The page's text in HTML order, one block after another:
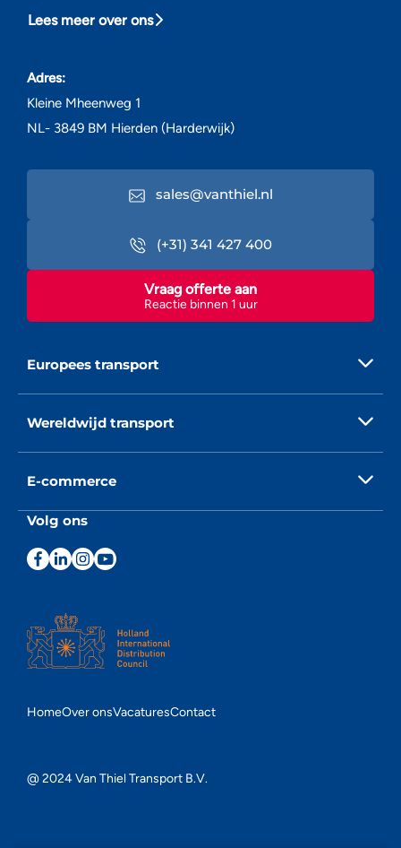
Lees meer over ons
Adres:
Kleine Mheenweg 1
NL- 3849 BM Hierden (Harderwijk)
sales@vanthiel.nl
(+31) 341 427 400
Reactie binnen 1 uur
Vraag offerte aan
Europees transport
Wereldwijd transport
E-commerce
Volg ons
@ 2024 Van Thiel Transport B.V.
HomeOver onsVacaturesContact